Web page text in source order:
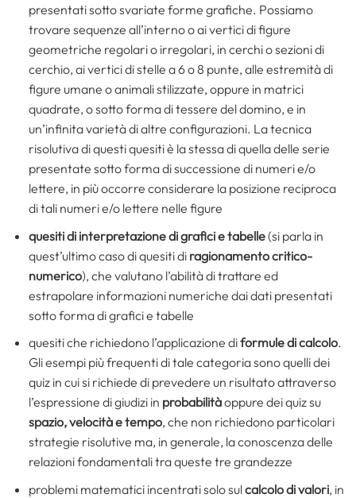
presentati sotto svariate forme grafiche. Pos­siamo
trovare sequenze all’interno o ai vertici di figure
geometriche regolari o irregolari, in cerchi o sezioni di
cerchio, ai vertici di stelle a 6 o 8 punte, alle estremità di
figure umane o animali stilizzate, oppure in matrici
quadrate, o sotto forma di tessere del domino, e in
un’infinita varietà di altre configurazioni. La tecnica
risolutiva di questi quesiti è la stessa di quella delle serie
presentate sotto forma di successione di numeri e/o
lettere, in più occorre considerare la posizione reciproca
di tali numeri e/o lettere nelle figure
quesiti di interpretazione di grafici e tabelle(si parla in
quest’ultimo caso di quesiti di ragionamento critico-
numerico), che valutano l’abilità di trattare ed
estrapolare informazioni numeriche dai dati presentati
sotto forma di grafici e tabelle
quesiti che richiedono l’applicazione diformule di calcolo.
Gli esempi più frequenti di tale categoria sono quelli dei
quiz in cui si richiede di prevedere un risultato attraverso
l’espressione di giudizi in probabilitàoppure dei quiz su
spazio, velocità e tempo, che non richiedono particolari
strategie risolutive ma, in generale, la conoscenza delle
relazioni fondamentali tra queste tre gran­dezze
problemi matematici incentrati solo sulcalcolo di valori, in